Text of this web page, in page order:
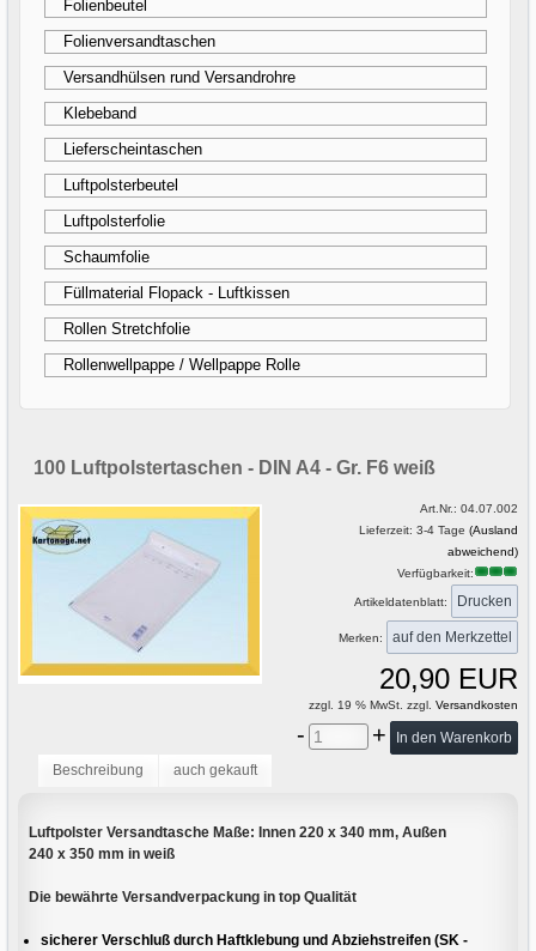
Folienbeutel
Folienversandtaschen
Versandhülsen rund Versandrohre
Klebeband
Lieferscheintaschen
Luftpolsterbeutel
Luftpolsterfolie
Schaumfolie
Füllmaterial Flopack - Luftkissen
Rollen Stretchfolie
Rollenwellpappe / Wellpappe Rolle
100 Luftpolstertaschen - DIN A4 - Gr. F6 weiß
Art.Nr.: 04.07.002
Lieferzeit: 3-4 Tage (Ausland
abweichend)
Verfügbarkeit:
Artikeldatenblatt: Drucken
Merken:
20,90 EUR
zzgl. 19 % MwSt. zzgl. Versandkosten
- +
Beschreibung auch gekauft
Luftpolster Versandtasche Maße: Innen 220 x 340 mm, Außen
240 x 350 mm in weiß
Die bewährte Versandverpackung in top Qualität
sicherer Verschluß durch Haftklebung und Abziehstreifen (SK -